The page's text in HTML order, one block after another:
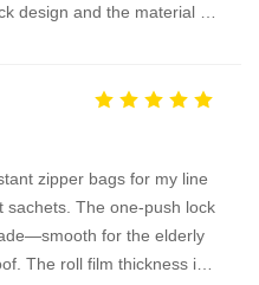
design and the material is
brilliant. Highly
zipper bags for my line
sachets. The one-push lock
for the elderly
The roll film thickness is